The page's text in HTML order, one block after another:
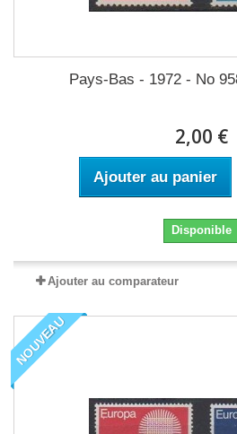
Pays-Bas - 1972 - No
2,00 €
Ajouter au panier
Disponible
Ajouter au comparateur
NOUVEAU